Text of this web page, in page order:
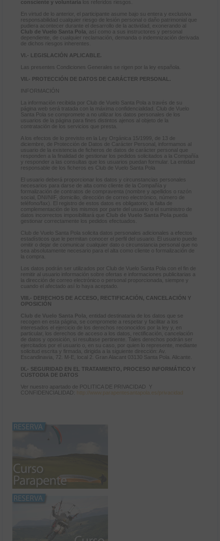
consciente y voluntaria los referidos riesgos.
En virtud de lo anterior, el participante asume bajo su entera y exclusiva
responsabilidad cualquier riesgo de lesión personal o daño patrimonial que
pudiera acontecer durante el desarrollo de la actividad, exonerando al
Club de Vuelo Santa Pola, así como a sus instructores y personal
dependiente, de cualquier reclamación, demanda o indemnización derivada
de dichos riesgos inherentes.
VI.- LEGISLACIÓN APLICABLE.
Las presentes Condiciones Generales se rigen por la ley española.
VII.- PROTECCIÓN DE DATOS DE CARÁCTER PERSONAL.
INFORMACIÓN
La información recibida por Club de Vuelo Santa Pola a través de su
página web será tratada con la máxima confidencialidad. Club de Vuelo
Santa Pola se compromete a no utilizar los datos personales de los
usuarios de la página para fines distintos ajenos al objeto de la
contratación de los servicios que presta.
A los efectos de lo previsto en la Ley Orgánica 15/1999, de 13 de
diciembre, de Protección de Datos de Carácter Personal, informamos al
usuario de la existencia de ficheros de datos de carácter personal que
responden a la finalidad de gestionar los pedidos solicitados a la Compañía
y responder a las consultas que los usuarios puedan formular. La entidad
responsable de los ficheros es Club de Vuelo Santa Pola
El usuario deberá proporcionar los datos y circunstancias personales
necesarios para darse de alta como cliente de la Compañía y
formalización de contratos de compraventa (nombre y apellidos o razón
social, DNI/NIF, domicilio, dirección de correo electrónico, número de
teléfono/fax). El registro de estos datos es obligatorio; la falta de
complementación de los mismos por parte del usuario o el suministro de
datos incorrectos imposibilitará que
Club de Vuelo Santa Pola pueda
gestionar correctamente los pedidos efectuados.
Club de Vuelo Santa Pola solicita datos personales adicionales a efectos
estadísticos que le permitan conocer el perfil del usuario. El usuario puede
omitir o dejar de comunicar cualquier dato o circunstancia personal que no
sea absolutamente necesario para el alta como cliente o formalización de
la compra.
Los datos podrán ser utilizados por Club de Vuelo Santa Pola con el fin de
remitir al usuario información sobre ofertas e informaciones publicitarias a
la dirección de correo electrónico o personal proporcionada, siempre y
cuando el afectado así lo haya aceptado.
VIII.- DERECHOS DE ACCESO, RECTIFICACIÓN, CANCELACIÓN Y
OPOSICIÓN
Club de Vuelo Santa Pola, entidad destinataria de los datos que se
recogen en esta página, se compromete a respetar y facilitar a los
interesados el ejercicio de los derechos reconocidos por la ley y, en
particular, los derechos de acceso a los datos, rectificación, cancelación
de datos y oposición, si resultase pertinente. Tales derechos podrán ser
ejercitados por el usuario o, en su caso, por quien lo represente, mediante
solicitud escrita y firmada, dirigida a la siguiente dirección: Av.
Escandinavia, 72. M-E, local 2. Gran Alacant 03130 Santa Pola. Alicante.
IX.- SEGURIDAD EN EL TRATAMIENTO, PROCESO INFORMÁTICO Y
CUSTODIA DE DATOS
Ver nuestro apartado de POLITICA DE PRIVACIDAD Y
CONFIDENCIALIDAD:
http://www.parapentesantapola.es/privacidad